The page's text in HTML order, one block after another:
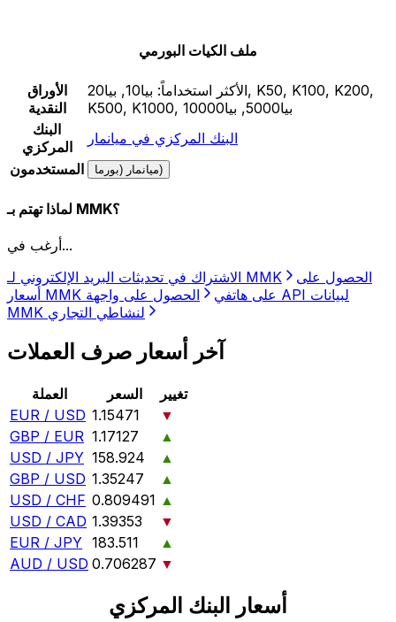
ملف الكيات البورمي
الأوراق
النقدية
الأكثر استخداماً:
بيا10, بيا20, K50, K100, K200,
K500, K1000, بيا5000, بيا10000
البنك
المركزي
البنك المركزي في ميانمار
المستخدمون
ميانمار (بورما)
لماذا تهتم بـ MMK؟
أرغب في...
الاشتراك في تحديثات البريد الإلكتروني لـ MMK
الحصول على
أسعار MMK على هاتفي
الحصول على واجهة API لبيانات
MMK لنشاطي التجاري
آخر أسعار صرف العملات
العملة السعر
تغيير
EUR / USD 1.15471
▼
GBP / EUR 1.17127
▲
USD / JPY 158.924
▲
GBP / USD 1.35247
▲
USD / CHF 0.809491 ▲
USD / CAD 1.39353
▼
EUR / JPY 183.511
▲
AUD / USD 0.706287 ▼
أسعار البنك المركزي